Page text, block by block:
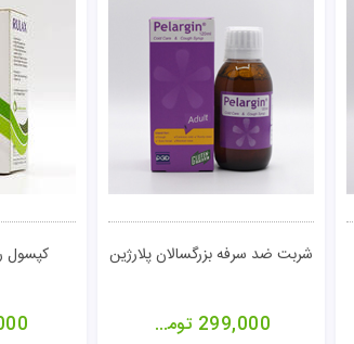
شربت ضد سرفه بزرگسالان پلارژین
299,000 تومان
کپسول